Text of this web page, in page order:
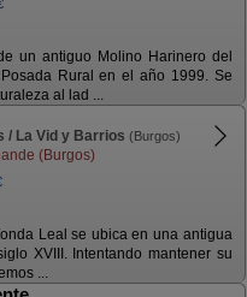
un antiguo Molino Harinero del
Rural en el año 1999. Se
al lad ...
/ La Vid y Barrios (Burgos)
(Burgos)
Leal se ubica en una antigua
XVIII. Intentando mantener su
...